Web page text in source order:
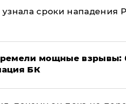
сроки нападения
мощные
БК